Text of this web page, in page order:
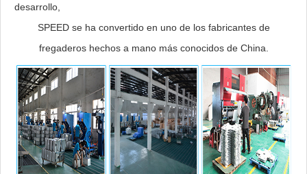
desarrollo,
SPEED se ha convertido en uno de los fabricantes de
fregaderos hechos a mano más conocidos de China.